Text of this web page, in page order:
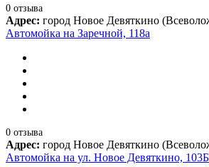
0 отзыва
Адрес: город Новое Девяткино
Автомойка на Заречной, 118а
0 отзыва
Адрес: город Новое Девяткино
Автомойка на ул. Новое Девяткино, 103Б